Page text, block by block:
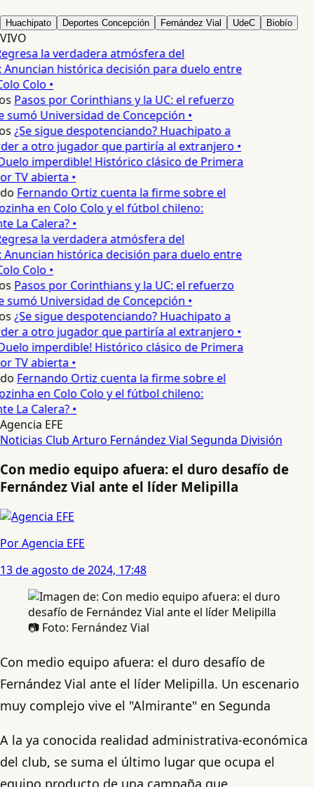
Huachipato Deportes Concepción Fernández Vial UdeC Biobío
VIVO
la verdadera atmósfera del
Anuncian histórica decisión para duelo entre
Colo •
Pasos por Corinthians y la UC: el refuerzo
Universidad de Concepción •
¿Se sigue despotenciando? Huachipato a
a otro jugador que partiría al extranjero •
imperdible! Histórico clásico de Primera
TV abierta •
Fernando Ortiz cuenta la firme sobre el
en Colo Colo y el fútbol chileno:
La Calera? •
la verdadera atmósfera del
Anuncian histórica decisión para duelo entre
Colo •
Pasos por Corinthians y la UC: el refuerzo
Universidad de Concepción •
¿Se sigue despotenciando? Huachipato a
a otro jugador que partiría al extranjero •
imperdible! Histórico clásico de Primera
TV abierta •
Fernando Ortiz cuenta la firme sobre el
en Colo Colo y el fútbol chileno:
La Calera? •
Agencia EFE
Noticias Club Arturo Fernández Vial Segunda División
Con medio equipo afuera: el duro desafío de
Fernández Vial ante el líder Melipilla
Por Agencia EFE
13 de agosto de 2024, 17:48
📷 Foto: Fernández Vial
Con medio equipo afuera: el duro desafío de
Fernández Vial ante el líder Melipilla. Un escenario
muy complejo vive el "Almirante" en Segunda
A la ya conocida realidad administrativa-económica
del club, se suma el último lugar que ocupa el
equipo producto de una campaña que